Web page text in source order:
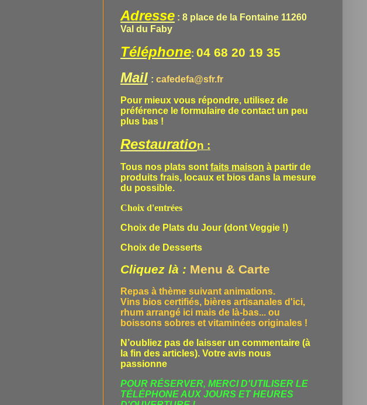
Adresse : 8 place de la Fontaine 11260
Val du Faby
Téléphone: 04 68 20 19 35
Mail : cafedefa@sfr.fr
Pour mieux vous répondre, utilisez de
préférence le formulaire de contact un peu
plus bas !
Restauration :
Tous nos plats sont faits maison à partir de
produits frais, locaux et bios dans la mesure
du possible.
Choix d'entrées
Choix de Plats du Jour (dont Veggie !)
Choix de Desserts
Cliquez là : Menu & Carte
Repas à thème suivant animations.
Vins bios certifiés, bières artisanales d'ici,
rhum arrangé ici mais de là-bas... ou
boissons sobres et vitaminées originales !
N’oubliez pas de laisser un commentaire (à
la fin des articles). Votre avis nous
passionne
POUR RÉSERVER, MERCI D'UTILISER LE
TÉLÉPHONEAUX JOURS ET HEURES